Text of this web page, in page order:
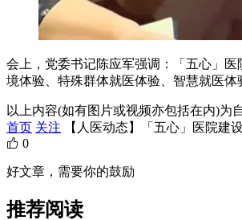
会上，党委书记陈应军强调：「五心」
境体验、特殊群体就医体验、智慧就医
以上内容(如有图片或视频亦包括在内)为
首页 关注
【人医动态】「五心」医院建
0
好文章，需要你的鼓励
推荐阅读